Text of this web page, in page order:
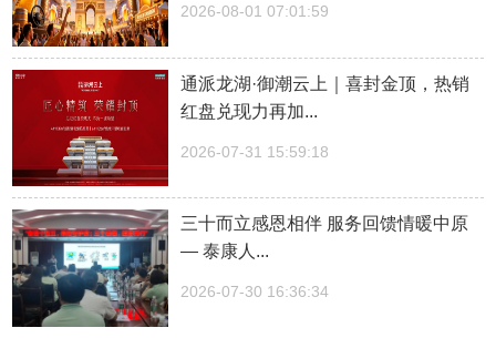
2026-08-01 07:01:59
通派龙湖·御潮云上｜喜封金顶，热销
红盘兑现力再加...
2026-07-31 15:59:18
三十而立感恩相伴 服务回馈情暖中原
— 泰康人...
2026-07-30 16:36:34